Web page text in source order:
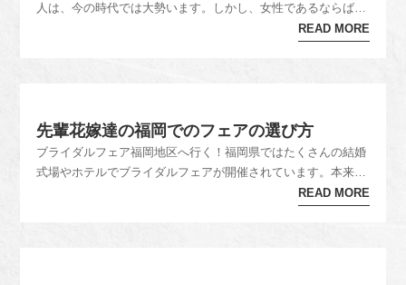
人は、今の時代では大勢います。しかし、女性であるならばや
はり一度は花嫁姿に憧れますよね？でも会社の人は呼びたくな
READ MORE
先輩花嫁達の福岡でのフェアの選び方
ブライダルフェア福岡地区へ行く！福岡県ではたくさんの結婚
式場やホテルでブライダルフェアが開催されています。本来ブ
ライダルフェアを行う目的としては、新郎新婦がチャペルや披
READ MORE